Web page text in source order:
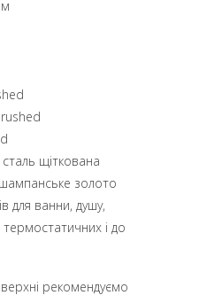
щіткована
золото
для ванни, душу,
і до
рекомендуємо